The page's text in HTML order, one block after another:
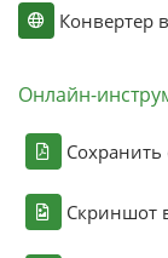
Конвертер
Онлайн-
Сохранить
Скриншот